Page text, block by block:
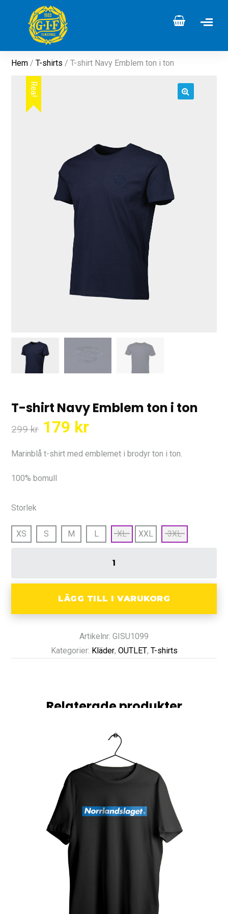
Hem /T-shirts / T-shirt Navy Emblem ton i ton
Rea!
T-shirt Navy Emblem ton i ton
299kr Det
priset
299 kr.
179 krDet
priset
Marinblå t-shirt med emblemet i brodyr ton i ton.
100% bomull
Storlek
XS S M L XL XXL 3XL
LÄGG TILL I VARUKORG
Artikelnr: GISU1099
Kategorier: Kläder, OUTLET, T-shirts
Relaterade produkter